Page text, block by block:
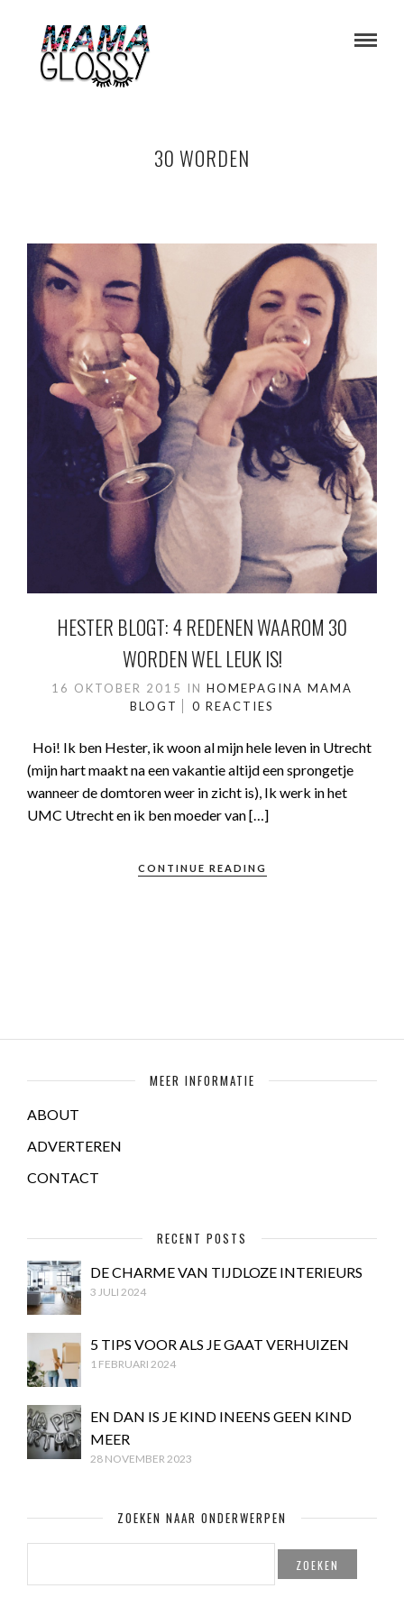
30 WORDEN
HESTER BLOGT: 4 REDENEN WAAROM 30
WORDEN WEL LEUK IS!
16 OKTOBER 2015 IN HOMEPAGINA MAMA
BLOGT
0 REACTIES
Hoi! Ik ben Hester, ik woon al mijn hele leven in Utrecht
(mijn hart maakt na een vakantie altijd een sprongetje
wanneer de domtoren weer in zicht is), Ik werk in het
UMC Utrecht en ik ben moeder van […]
CONTINUE READING
MEER INFORMATIE
ABOUT
ADVERTEREN
CONTACT
RECENT POSTS
DE CHARME VAN TIJDLOZE INTERIEURS
3 JULI 2024
5 TIPS VOOR ALS JE GAAT VERHUIZEN
1 FEBRUARI 2024
EN DAN IS JE KIND INEENS GEEN KIND
MEER
28 NOVEMBER 2023
ZOEKEN NAAR ONDERWERPEN
ZOEKEN